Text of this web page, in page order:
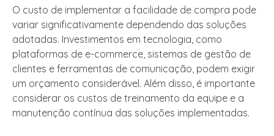
O custo de implementar a facilidade de compra pode
variar significativamente dependendo das soluções
adotadas. Investimentos em tecnologia, como
plataformas de e-commerce, sistemas de gestão de
clientes e ferramentas de comunicação, podem exigir
um orçamento considerável. Além disso, é importante
considerar os custos de treinamento da equipe e a
manutenção contínua das soluções implementadas.